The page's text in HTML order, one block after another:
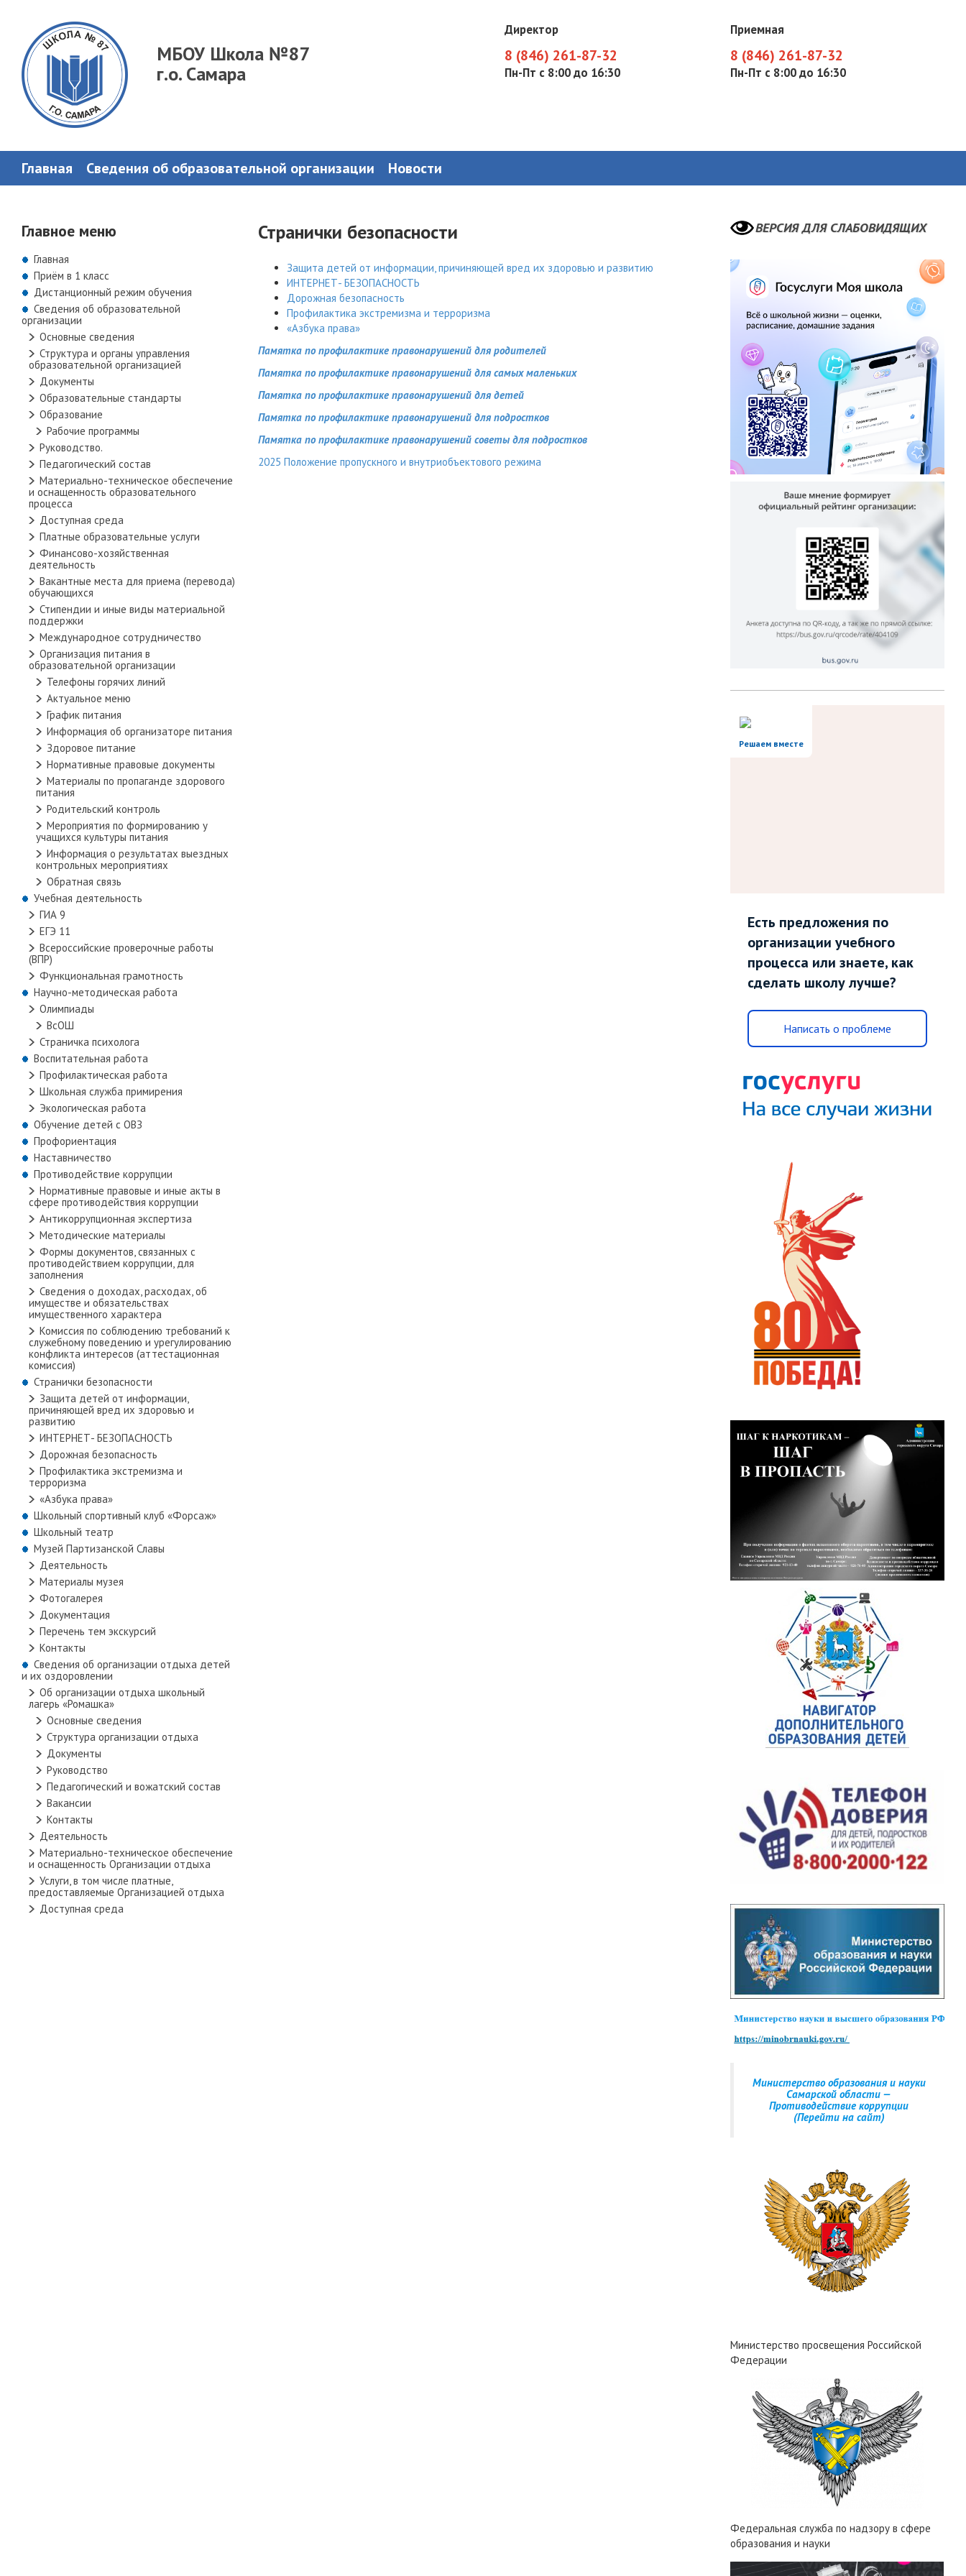
МБОУ Школа №87
г.о. Самара
Директор
8 (846) 261-87-32
Пн-Пт с 8:00 до 16:30
Приемная
8 (846) 261-87-32
Пн-Пт с 8:00 до 16:30
Главная Сведения об образовательной организации Новости
Главное меню
Главная
Приём в 1 класс
Дистанционный режим обучения
Сведения об образовательной
организации
Основные сведения
Структура и органы управления
образовательной организацией
Документы
Образовательные стандарты
Образование
Рабочие программы
Руководство.
Педагогический состав
Материально-техническое обеспечение
и оснащенность образовательного
процесса
Доступная среда
Платные образовательные услуги
Финансово-хозяйственная
деятельность
Вакантные места для приема (перевода)
обучающихся
Стипендии и иные виды материальной
поддержки
Международное сотрудничество
Организация питания в
образовательной организации
Телефоны горячих линий
Актуальное меню
График питания
Информация об организаторе питания
Здоровое питание
Нормативные правовые документы
Материалы по пропаганде здорового
питания
Родительский контроль
Мероприятия по формированию у
учащихся культуры питания
Информация о результатах выездных
контрольных мероприятиях
Обратная связь
Учебная деятельность
ГИА 9
ЕГЭ 11
Всероссийские проверочные работы
(ВПР)
Функциональная грамотность
Научно-методическая работа
Олимпиады
ВсОШ
Страничка психолога
Воспитательная работа
Профилактическая работа
Школьная служба примирения
Экологическая работа
Обучение детей с ОВЗ
Профориентация
Наставничество
Противодействие коррупции
Нормативные правовые и иные акты в
сфере противодействия коррупции
Антикоррупционная экспертиза
Методические материалы
Формы документов, связанных с
противодействием коррупции, для
заполнения
Сведения о доходах, расходах, об
имуществе и обязательствах
имущественного характера
Комиссия по соблюдению требований к
служебному поведению и урегулированию
конфликта интересов (аттестационная
комиссия)
Странички безопасности
Защита детей от информации,
причиняющей вред их здоровью и
развитию
ИНТЕРНЕТ- БЕЗОПАСНОСТЬ
Дорожная безопасность
Профилактика экстремизма и
терроризма
«Азбука права»
Школьный спортивный клуб «Форсаж»
Школьный театр
Музей Партизанской Славы
Деятельность
Материалы музея
Фотогалерея
Документация
Перечень тем экскурсий
Контакты
Сведения об организации отдыха детей
и их оздоровлении
Об организации отдыха школьный
лагерь «Ромашка»
Основные сведения
Структура организации отдыха
Документы
Руководство
Педагогический и вожатский состав
Вакансии
Контакты
Деятельность
Материально-техническое обеспечение
и оснащенность Организации отдыха
Услуги, в том числе платные,
предоставляемые Организацией отдыха
Доступная среда
Странички безопасности
Защита детей от информации, причиняющей вред их здоровью и развитию
ИНТЕРНЕТ- БЕЗОПАСНОСТЬ
Дорожная безопасность
Профилактика экстремизма и терроризма
«Азбука права»
Памятка по профилактике правонарушений для родителей
Памятка по профилактике правонарушений для самых маленьких
Памятка по профилактике правонарушений для детей
Памятка по профилактике правонарушений для подростков
Памятка по профилактике правонарушений советы для подростков
2025 Положение пропускного и внутриобъектового режима
ВЕРСИЯ ДЛЯ СЛАБОВИДЯЩИХ
Решаем вместе
Есть предложения по
организации учебного
процесса или знаете, как
сделать школу лучше?
Написать о проблеме
Министерство образования и науки
Самарской области —
Противодействие коррупции
(Перейти на сайт)
Министерство просвещения Российской
Федерации
Федеральная служба по надзору в сфере
образования и науки